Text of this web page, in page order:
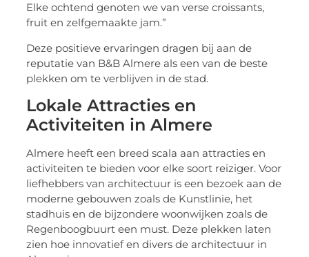
Elke ochtend genoten we van verse croissants,
fruit en zelfgemaakte jam.”
Deze positieve ervaringen dragen bij aan de
reputatie van B&B Almere als een van de beste
plekken om te verblijven in de stad.
Lokale Attracties en
Activiteiten in Almere
Almere heeft een breed scala aan attracties en
activiteiten te bieden voor elke soort reiziger. Voor
liefhebbers van architectuur is een bezoek aan de
moderne gebouwen zoals de Kunstlinie, het
stadhuis en de bijzondere woonwijken zoals de
Regenboogbuurt een must. Deze plekken laten
zien hoe innovatief en divers de architectuur in